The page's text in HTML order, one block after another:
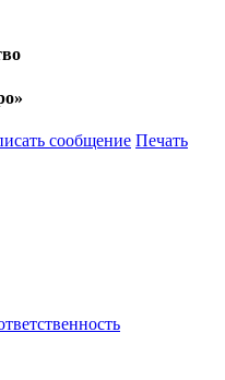
сообщение Печать